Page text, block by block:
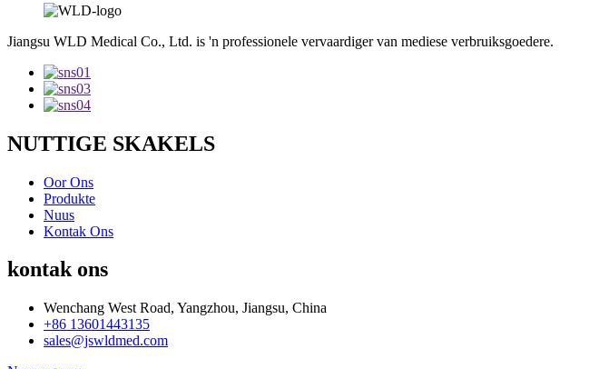
Jiangsu WLD Medical Co., Ltd. is 'n professionele vervaardiger van mediese verbruiksgoedere.
NUTTIGE SKAKELS
Oor Ons
Produkte
Nuus
Kontak Ons
kontak ons
Wenchang West Road, Yangzhou, Jiangsu, China
+86 13601443135
sales@jswldmed.com